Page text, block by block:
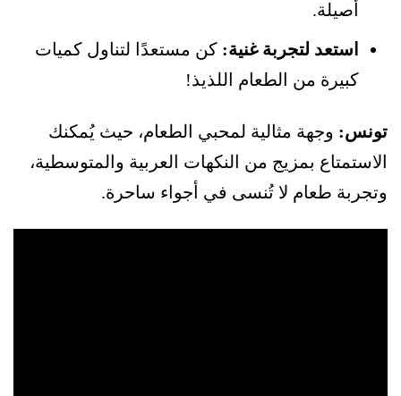
أصيلة.
استعد لتجربة غنية: كن مستعدًا لتناول كميات
كبيرة من الطعام اللذيذ!
تونس: وجهة مثالية لمحبي الطعام، حيث يُمكنك
الاستمتاع بمزيج من النكهات العربية والمتوسطية،
وتجربة طعام لا تُنسى في أجواء ساحرة.